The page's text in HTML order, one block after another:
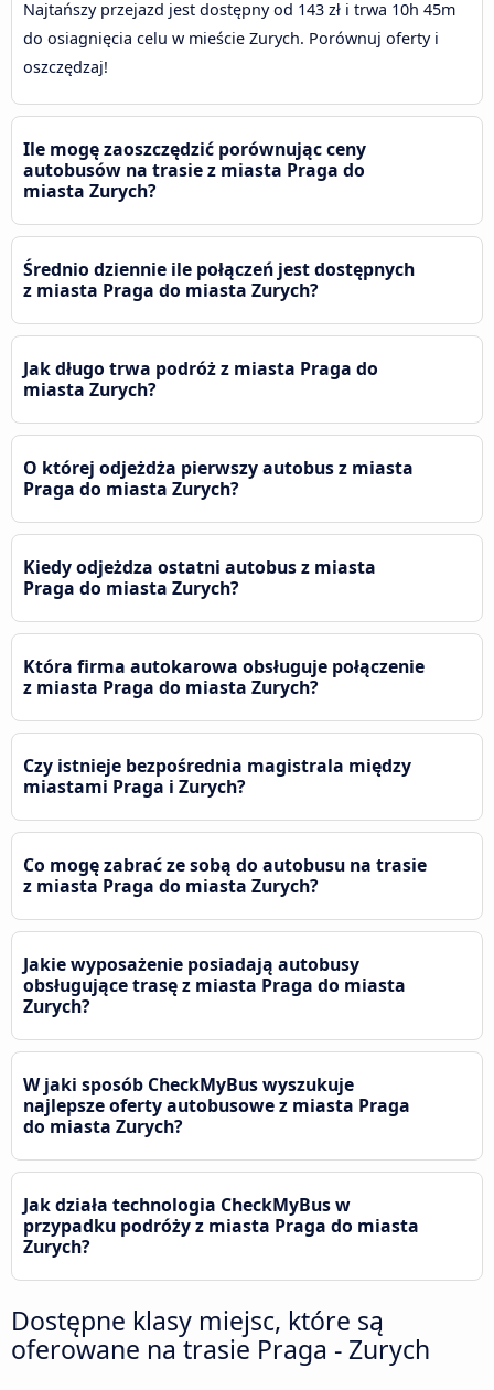
Najtańszy przejazd jest dostępny od 143 zł i trwa 10h 45m
do osiagnięcia celu w mieście Zurych. Porównuj oferty i
oszczędzaj!
Ile mogę zaoszczędzić porównując ceny
autobusów na trasie z miasta Praga do
miasta Zurych?
Średnio dziennie ile połączeń jest dostępnych
z miasta Praga do miasta Zurych?
Jak długo trwa podróż z miasta Praga do
miasta Zurych?
O której odjeżdża pierwszy autobus z miasta
Praga do miasta Zurych?
Kiedy odjeżdza ostatni autobus z miasta
Praga do miasta Zurych?
Która firma autokarowa obsługuje połączenie
z miasta Praga do miasta Zurych?
Czy istnieje bezpośrednia magistrala między
miastami Praga i Zurych?
Co mogę zabrać ze sobą do autobusu na trasie
z miasta Praga do miasta Zurych?
Jakie wyposażenie posiadają autobusy
obsługujące trasę z miasta Praga do miasta
Zurych?
W jaki sposób CheckMyBus wyszukuje
najlepsze oferty autobusowe z miasta Praga
do miasta Zurych?
Jak działa technologia CheckMyBus w
przypadku podróży z miasta Praga do miasta
Zurych?
Dostępne klasy miejsc, które są
oferowane na trasie Praga - Zurych